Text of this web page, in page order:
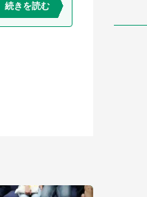
続きを読む